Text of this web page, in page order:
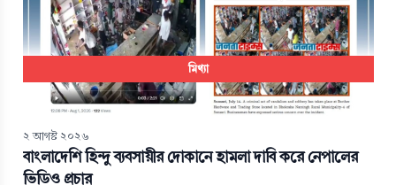
মিথ্যা
২ আগস্ট ২০২৬
বাংলাদেশি হিন্দু ব্যবসায়ীর দোকানে হামলা দাবি করে নেপালের
ভিডিও প্রচার